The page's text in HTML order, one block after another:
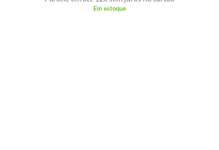
original
era:
atual
Em estoque